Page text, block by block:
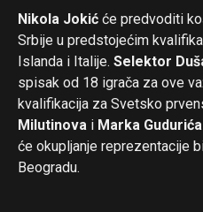
Nikola Jokić će predvoditi
Srbije u predstojećim
Islanda i Italije. Selektor
spisak od 18 igrača za ove
kvalifikacija za Svetsko
Milutinova i Marka Gudurića
će okupljanje reprezentacije
Beogradu.